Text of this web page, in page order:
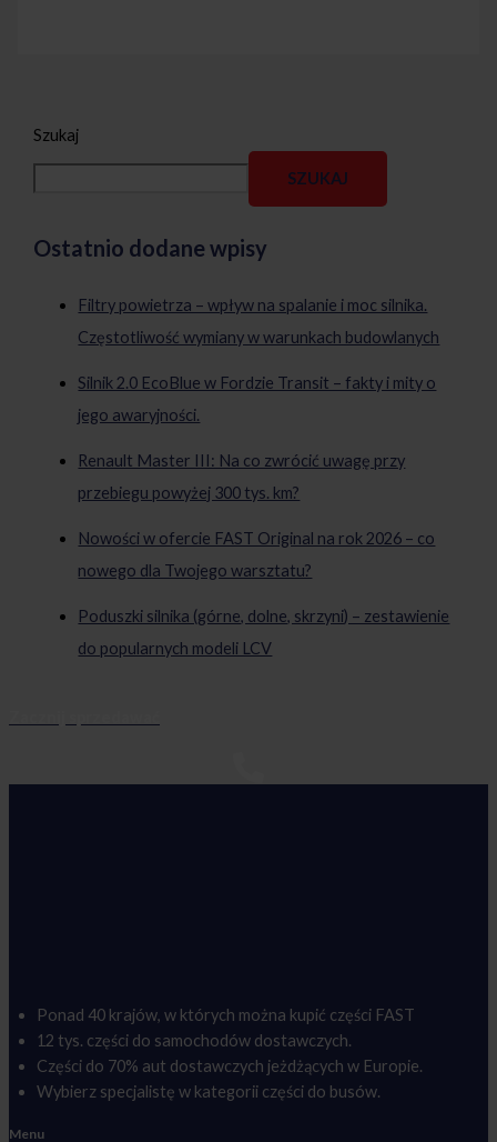
Szukaj
SZUKAJ
Ostatnio dodane wpisy
Filtry powietrza – wpływ na spalanie i moc silnika.
Częstotliwość wymiany w warunkach budowlanych
Silnik 2.0 EcoBlue w Fordzie Transit – fakty i mity o
jego awaryjności.
Renault Master III: Na co zwrócić uwagę przy
przebiegu powyżej 300 tys. km?
Nowości w ofercie FAST Original na rok 2026 – co
nowego dla Twojego warsztatu?
Poduszki silnika (górne, dolne, skrzyni) – zestawienie
do popularnych modeli LCV
Ponad 40 krajów, w których można kupić części FAST
12 tys. części do samochodów dostawczych.
Części do 70% aut dostawczych jeżdżących w Europie.
Wybierz specjalistę w kategorii części do busów.
Menu